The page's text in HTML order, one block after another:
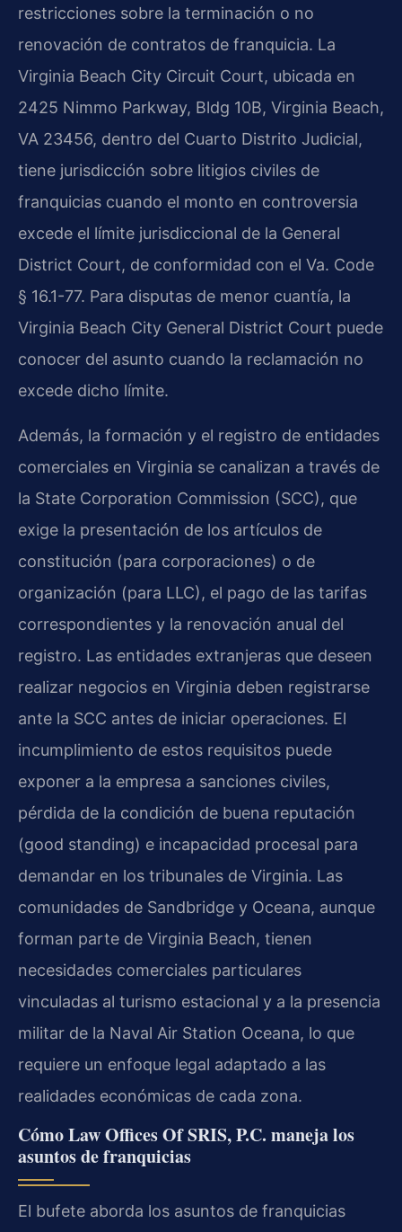
restricciones sobre la terminación o no
renovación de contratos de franquicia. La
Virginia Beach City Circuit Court, ubicada en
2425 Nimmo Parkway, Bldg 10B, Virginia Beach,
VA 23456, dentro del Cuarto Distrito Judicial,
tiene jurisdicción sobre litigios civiles de
franquicias cuando el monto en controversia
excede el límite jurisdiccional de la General
District Court, de conformidad con el Va. Code
§ 16.1-77. Para disputas de menor cuantía, la
Virginia Beach City General District Court puede
conocer del asunto cuando la reclamación no
excede dicho límite.
Además, la formación y el registro de entidades
comerciales en Virginia se canalizan a través de
la State Corporation Commission (SCC), que
exige la presentación de los artículos de
constitución (para corporaciones) o de
organización (para LLC), el pago de las tarifas
correspondientes y la renovación anual del
registro. Las entidades extranjeras que deseen
realizar negocios en Virginia deben registrarse
ante la SCC antes de iniciar operaciones. El
incumplimiento de estos requisitos puede
exponer a la empresa a sanciones civiles,
pérdida de la condición de buena reputación
(good standing) e incapacidad procesal para
demandar en los tribunales de Virginia. Las
comunidades de Sandbridge y Oceana, aunque
forman parte de Virginia Beach, tienen
necesidades comerciales particulares
vinculadas al turismo estacional y a la presencia
militar de la Naval Air Station Oceana, lo que
requiere un enfoque legal adaptado a las
realidades económicas de cada zona.
Cómo Law Offices Of SRIS, P.C. maneja los
asuntos de franquicias
El bufete aborda los asuntos de franquicias